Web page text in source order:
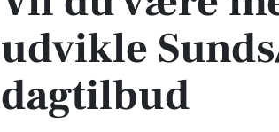
udvikle
dagtilbud